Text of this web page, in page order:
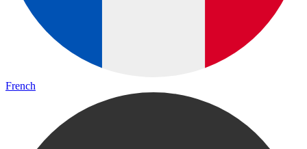
French